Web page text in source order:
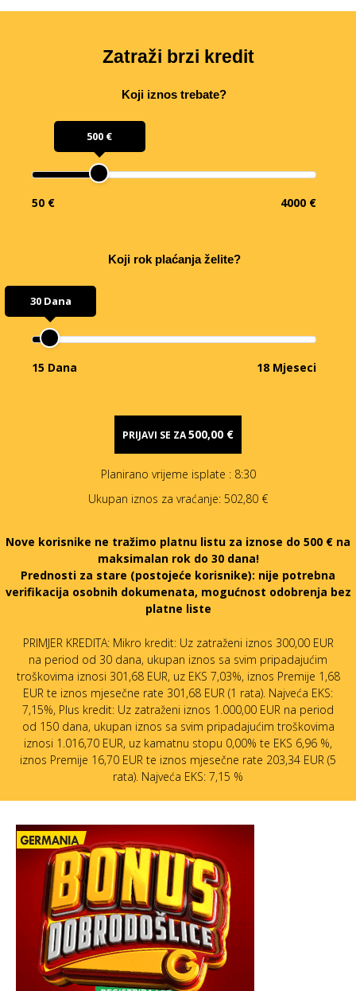
Zatraži brzi kredit
Koji iznos trebate?
500 €
50 € 4000 €
Koji rok plaćanja želite?
30 Dana
15 Dana 18 Mjeseci
PRIJAVI SE ZA500,00 €
Planirano vrijeme isplate : 8:30
Ukupan iznos za vraćanje: 502,80 €
Nove korisnike ne tražimo platnu listu za iznose do 500 € na
maksimalan rok do 30 dana!
Prednosti za stare (postojeće korisnike): nije potrebna
verifikacija osobnih dokumenata, mogućnost odobrenja bez
platne liste
PRIMJER KREDITA: Mikro kredit: Uz zatraženi iznos 300,00 EUR
na period od 30 dana, ukupan iznos sa svim pripadajućim
troškovima iznosi 301,68 EUR, uz EKS 7,03%, iznos Premije 1,68
EUR te iznos mjesečne rate 301,68 EUR (1 rata). Najveća EKS:
7,15%, Plus kredit: Uz zatraženi iznos 1.000,00 EUR na period
od 150 dana, ukupan iznos sa svim pripadajućim troškovima
iznosi 1.016,70 EUR, uz kamatnu stopu 0,00% te EKS 6,96 %,
iznos Premije 16,70 EUR te iznos mjesečne rate 203,34 EUR (5
rata). Najveća EKS: 7,15 %